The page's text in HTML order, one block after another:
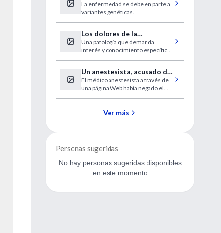
vimculada con la
esquizofrenia
La enfermedad se debe en parte a
variantes genéticas.
Los dolores de la
fibromialgia se localizan en
18 puntos clave
Una patología que demanda
interés y conocimiento específico
Un anestesista, acusado de
antisemitismo
El médico anestesista a través de
una página Web había negado el
y al Sionismo.Ver más
Personas sugeridas
No hay personas sugeridas disponibles
en este momento